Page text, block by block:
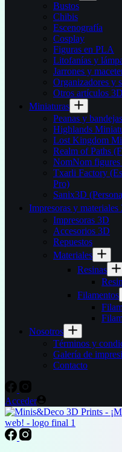
Bustos
Chibis
Escenografía
Cosplay
Figuras en PLA
Litofanías y
Jarrones y
Organizadores y
Otros artículos 3D
Miniaturas
Peanas y
Highlands
Lost Kingdom
Realm of Paths
NomNom
Txarli Factory
Pro)
Sanix3D
Impresoras y materiales
Impresoras 3D
Accesorios 3D
Repuestos
Materiales
Resinas
Filamentos
Nosotros
Términos y
Galería de
Contacto
Acceder